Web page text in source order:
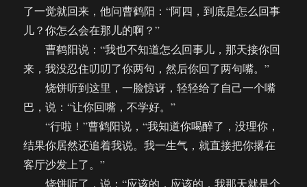
了一觉就回来，他问曹鹤阳：“阿四，到底是怎么回事
儿？你怎么会在那儿的啊？”
曹鹤阳说：“我也不知道怎么回事儿，那天接你回
来，我没忍住叨叨了你两句，然后你回了两句嘴。”
烧饼听到这里，一脸惊讶，轻轻给了自己一个嘴
巴，说：“让你回嘴，不学好。”
“行啦！”曹鹤阳说，“我知道你喝醉了，没理你，
结果你居然还追着我说。我一生气，就直接把你撂在
客厅沙发上了。”
烧饼听了，说：“应该的，应该的，我那天就是个